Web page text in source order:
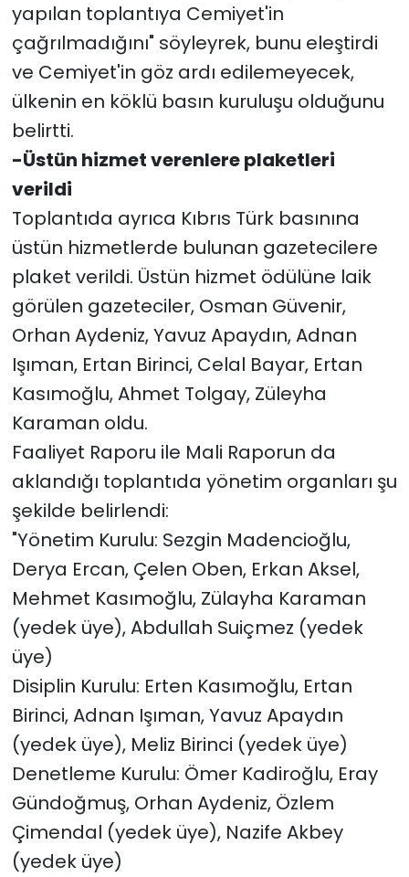
yapılan toplantıya Cemiyet'in
çağrılmadığını" söyleyrek, bunu eleştirdi
ve Cemiyet'in göz ardı edilemeyecek,
ülkenin en köklü basın kuruluşu olduğunu
belirtti.
-Üstün hizmet verenlere plaketleri
verildi
Toplantıda ayrıca Kıbrıs Türk basınına
üstün hizmetlerde bulunan gazetecilere
plaket verildi. Üstün hizmet ödülüne laik
görülen gazeteciler, Osman Güvenir,
Orhan Aydeniz, Yavuz Apaydın, Adnan
Işıman, Ertan Birinci, Celal Bayar, Ertan
Kasımoğlu, Ahmet Tolgay, Züleyha
Karaman oldu.
Faaliyet Raporu ile Mali Raporun da
aklandığı toplantıda yönetim organları şu
şekilde belirlendi:
"Yönetim Kurulu: Sezgin Madencioğlu,
Derya Ercan, Çelen Oben, Erkan Aksel,
Mehmet Kasımoğlu, Zülayha Karaman
(yedek üye), Abdullah Suiçmez (yedek
üye)
Disiplin Kurulu: Erten Kasımoğlu, Ertan
Birinci, Adnan Işıman, Yavuz Apaydın
(yedek üye), Meliz Birinci (yedek üye)
Denetleme Kurulu: Ömer Kadiroğlu, Eray
Gündoğmuş, Orhan Aydeniz, Özlem
Çimendal (yedek üye), Nazife Akbey
(yedek üye)